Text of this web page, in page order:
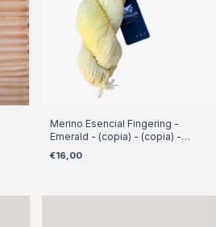
Merino Esencial Fingering -
Emerald - (copia) - (copia) -
(copia) - (copia)
€16,00